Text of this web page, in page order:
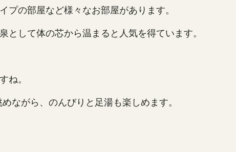
の部屋など様々なお部屋があります。
して体の芯から温まると人気を得ています。
ね。
ながら、のんびりと足湯も楽しめます。